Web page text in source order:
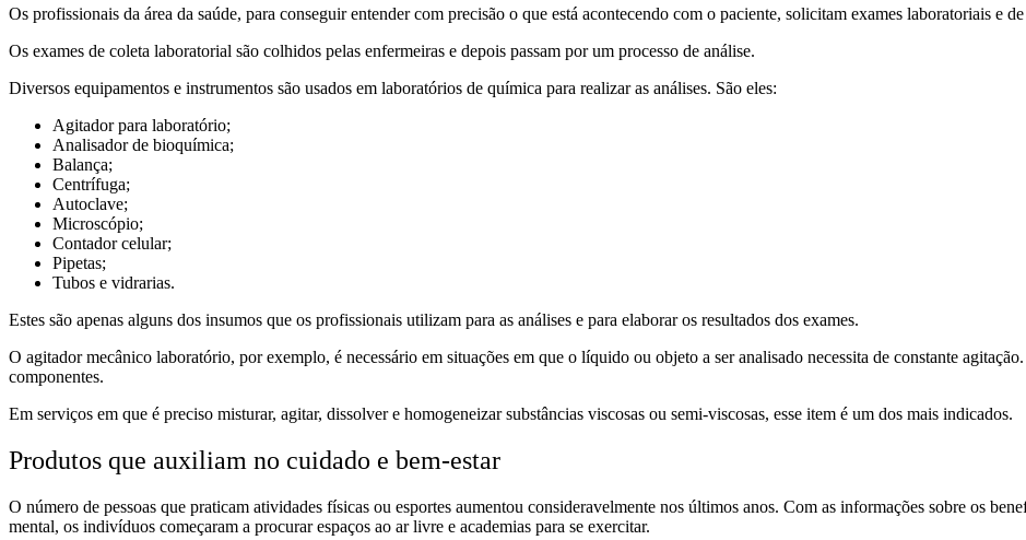
Os profissionais da área da saúde, para conseguir entender com precisão o que está acontecendo com o paciente, solicitam exames laboratoriais e
Os exames de coleta laboratorial são colhidos pelas enfermeiras e depois passam por um processo de análise.
Diversos equipamentos e instrumentos são usados em laboratórios de química para realizar as análises. São eles:
Agitador para laboratório;
Analisador de bioquímica;
Balança;
Centrífuga;
Autoclave;
Microscópio;
Contador celular;
Pipetas;
Tubos e vidrarias.
Estes são apenas alguns dos insumos que os profissionais utilizam para as análises e para elaborar os resultados dos exames.
O agitador mecânico laboratório, por exemplo, é necessário em situações em que o líquido ou objeto a ser analisado necessita de constante
componentes.
Em serviços em que é preciso misturar, agitar, dissolver e homogeneizar substâncias viscosas ou semi-viscosas, esse item é um dos mais indicados.
Produtos que auxiliam no cuidado e bem-estar
O número de pessoas que praticam atividades físicas ou esportes aumentou consideravelmente nos últimos anos. Com as informações sobre os
mental, os indivíduos começaram a procurar espaços ao ar livre e academias para se exercitar.